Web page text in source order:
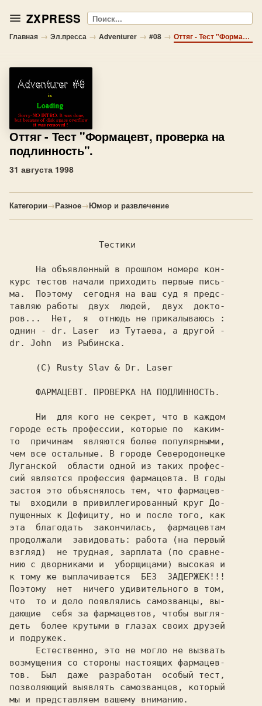
ZXPRESS Поиск
Главная → Эл.пресса → Adventurer → #08 → Оттяг - Тест "Формацевт, проверка на подлинность".
Оттяг- Тест "Формацевт, проверка на
подлинность".
31 августа 1998
Категории→Разное→Юмор и развлечение
курс тестов начали приходить первые пись-
ма.  Поэтому  сегодня на ваш суд я предс-
тавляю работы  двух  людей,  двух  докто-
ров...  Нет,  я  отнюдь не прикалываюсь :
однин - dr. Laser
dr. John из Рыбинска.
городе есть профессии, которые по  каким-
то  причинам  являются более популярными,
чем все остальные. В городе Северодонецке
Луганской  области одной из таких профес-
сий является профессия фармацевта. В годы
застоя это объяснялось тем, что фармацев-
ты  входили в привиллегированный круг До-
пущенных к Дефициту, но и после того, как
эта  благодать  закончилась,  фармацевтам
продолжали  завидовать: работа (на первый
взгляд)  не трудная, зарплата (по сравне-
нию с дворниками и  уборщицами) высокая и
к тому же выплачивается  БЕЗ  ЗАДЕРЖЕК!!!
Поэтому  нет  ничего удивительного в том,
что  то и дело появлялись самозванцы, вы-
дающие  себя за фармацевтов, чтобы выгля-
деть  более крутыми в глазах своих друзей
и подружек.
возмущения со стороны настоящих фармацев-
тов.  Был  даже  разработан  особый тест,
позволяющий выявлять самозванцев, который
мы и представляем вашему вниманию.